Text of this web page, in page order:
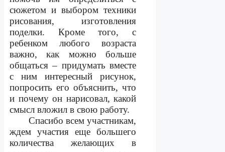
сюжетом и выбором техники
рисования, изготовления
поделки. Кроме того, с
ребенком любого возраста
важно, как можно больше
общаться – придумать вместе
с ним интересный рисунок,
попросить его объяснить, что
и почему он нарисовал, какой
смысл вложил в свою работу.
Спасибо всем участникам,
ждем участия еще большего
количества желающих в